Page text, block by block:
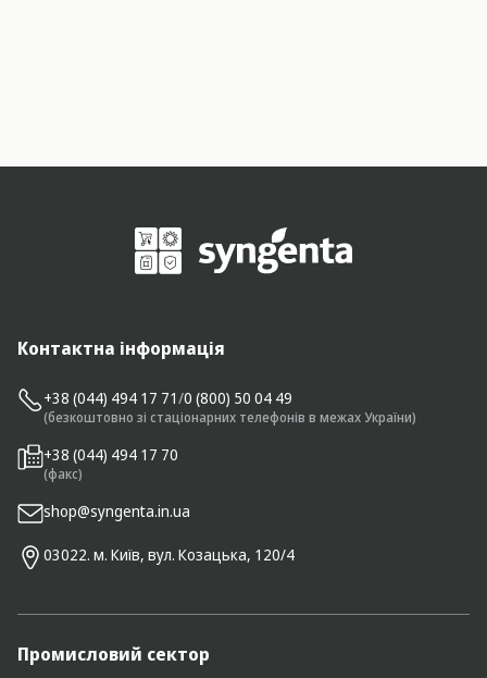
Контактна інформація
+38 (044) 494 17 71/0 (800) 50 04 49
(безкоштовно зі стаціонарних телефонів в межах України)
+38 (044) 494 17 70
(факс)
shop@syngenta.in.ua
03022. м. Київ, вул. Козацька, 120/4
Промисловий сектор